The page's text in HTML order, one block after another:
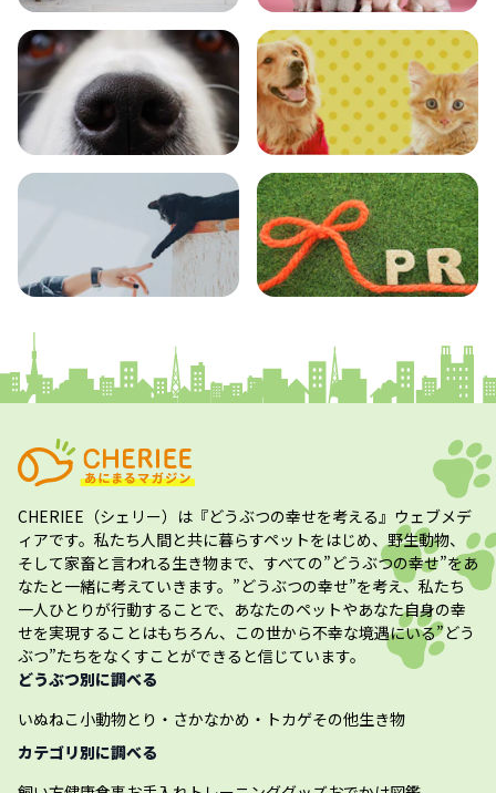
おでかけ 図鑑
エンタメ クイズ
CHERIEE（シェリー） は『どうぶつの幸せを考える』ウェブメデ
ィアです。私たち人間と共に暮らすペットをはじめ、野生動物、
そして家畜と言われる生き物まで、すべての”どうぶつの幸せ”をあ
なたと一緒に考えていきます。”どうぶつの幸せ”を考え、私たち
一人ひとりが行動することで、あなたのペットやあなた自身の幸
せを実現することはもちろん、この世から不幸な境遇にいる”どう
ぶつ”たちをなくすことができると信じています。
どうぶつ別に調べる
いぬねこ小動物とり・さかなかめ・トカゲその他生き物
カテゴリ別に調べる